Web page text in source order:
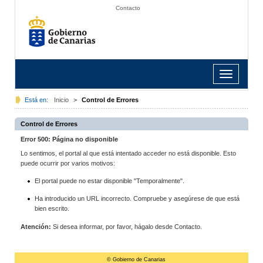
Contacto
Toggle
navigation
Está en: Inicio > Control de Errores
Control de Errores
Error 500: Página no disponible
Lo sentimos, el portal al que está intentado acceder no está disponible. Esto
puede ocurrir por varios motivos:
El portal puede no estar disponible "Temporalmente".
Ha introducido un URL incorrecto. Compruebe y asegúrese de que está
bien escrito.
Atención: Si desea informar, por favor, hágalo desde Contacto.
© Gobierno de Canarias